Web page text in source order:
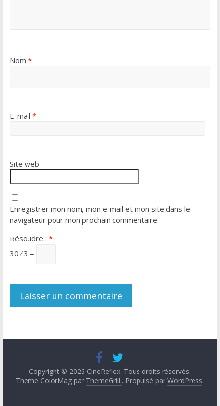
Nom *
E-mail *
Site web
Enregistrer mon nom, mon e-mail et mon site dans le
navigateur pour mon prochain commentaire.
Résoudre : *
30 ⁄ 3 =
Copyright © 2026 CineReflex. Tous droits réservés.
Theme ColorMag par ThemeGrill.. Propulsé parWordPress.